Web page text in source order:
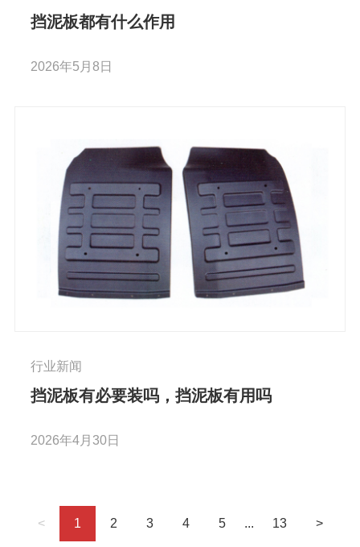
挡泥板都有什么作用
2026年5月8日
行业新闻
挡泥板有必要装吗，挡泥板有用吗
2026年4月30日
< 1 2 3 4 5 ... 13 >